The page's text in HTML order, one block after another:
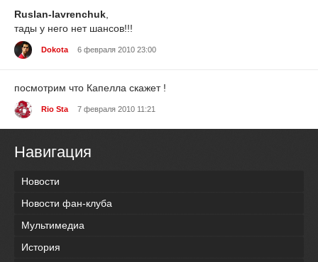
Ruslan-lavrenchuk
тады у него нет шансов!!!
Dokota 6 февраля 2010 23:00
посмотрим что Капелла скажет !
Rio Sta 7 февраля 2010 11:21
Навигация
Новости
Новости фан-клуба
Мультимедиа
История